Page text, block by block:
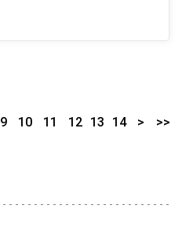
9 10 11 12 13 14 > >>